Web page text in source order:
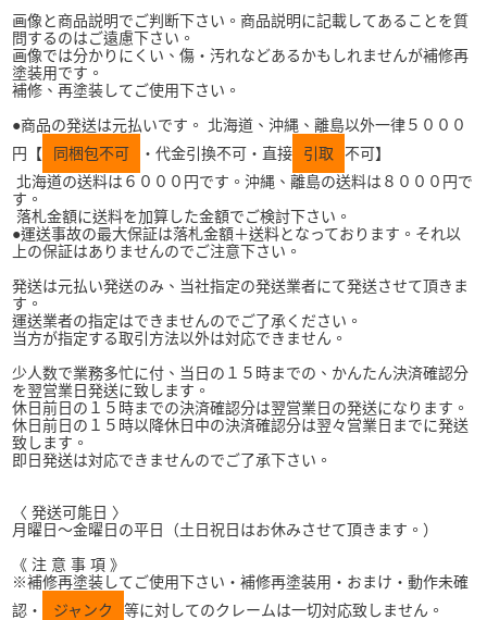
画像と商品説明でご判断下さい。商品説明に記載してあることを質
問するのはご遠慮下さい。
画像では分かりにくい、傷・汚れなどあるかもしれませんが補修再
塗装用です。
補修、再塗装してご使用下さい。
●商品の発送は元払いです。 北海道、沖縄、離島以外一律５０００
円【
同梱包不可 ・代金引換不可・直接 引取
不可】
北海道の送料は６０００円です。沖縄、離島の送料は８０００円で
す。
落札金額に送料を加算した金額でご検討下さい。
●運送事故の最大保証は落札金額＋送料となっております。それ以
上の保証はありませんのでご注意下さい。
発送は元払い発送のみ、当社指定の発送業者にて発送させて頂きま
す。
運送業者の指定はできませんのでご了承ください。
当方が指定する取引方法以外は対応できません。
少人数で業務多忙に付、当日の１５時までの、かんたん決済確認分
を翌営業日発送に致します。
休日前日の１５時までの決済確認分は翌営業日の発送になります。
休日前日の１５時以降休日中の決済確認分は翌々営業日までに発送
致します。
即日発送は対応できませんのでご了承下さい。
〈 発送可能日 〉
月曜日～金曜日の平日（土日祝日はお休みさせて頂きます。）
《 注 意 事 項 》
※補修再塗装してご使用下さい・補修再塗装用・おまけ・動作未確
認・
ジャンク
等に対してのクレームは一切対応致しません。